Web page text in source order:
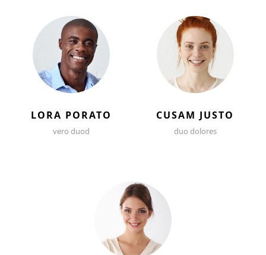
LORA PORATO
vero duod
CUSAM JUSTO
duo dolores